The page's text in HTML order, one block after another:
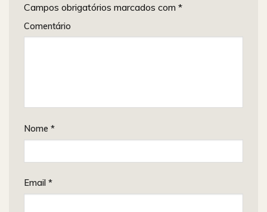
Campos obrigatórios marcados com *
Comentário
Nome *
Email *